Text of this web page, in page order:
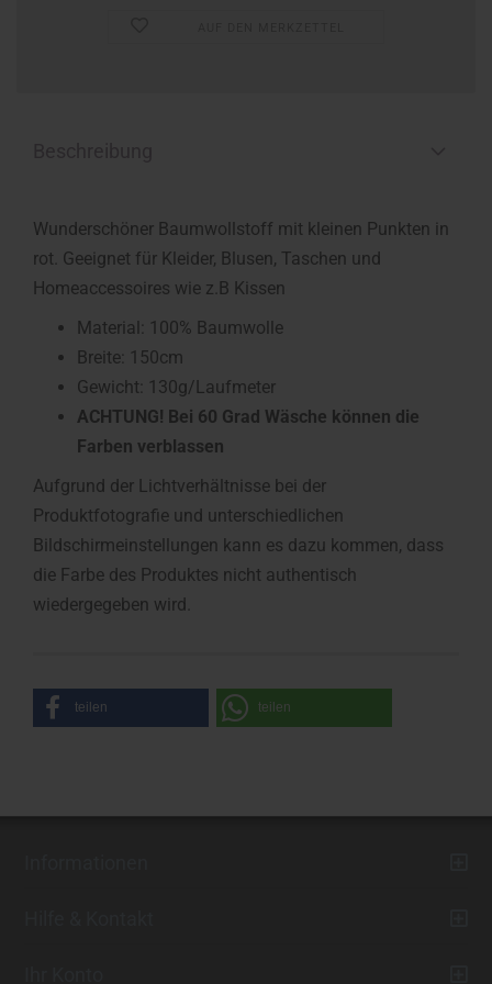
Wunderschöner Baumwollstoff mit kleinen Punkten in
rot. Geeignet für Kleider, Blusen, Taschen und
Homeaccessoires wie z.B Kissen
Material: 100% Baumwolle
Breite: 150cm
Gewicht: 130g/Laufmeter
ACHTUNG! Bei 60 Grad Wäsche können die
Farben verblassen
Aufgrund der Lichtverhältnisse bei der
Produktfotografie und unterschiedlichen
Bildschirmeinstellungen kann es dazu kommen, dass
die Farbe des Produktes nicht authentisch
wiedergegeben wird.
teilen teilen